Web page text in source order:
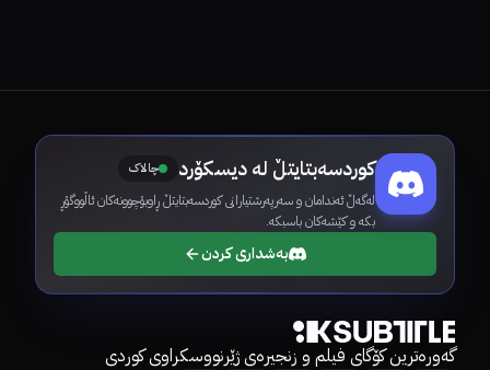
کوردسەبتایتڵ لە دیسکۆرد چالاک
لەگەڵ ئەندامان و سەرپەرشتیارانی کوردسەبتایتڵ ڕاوبۆچوونەکان ئاڵووگۆڕ
بکە و کێشەکان باسبکە.
بەشداری کردن
گەورەترین کۆگای فیلم و زنجیرەی ژێرنووسکراوی کوردی